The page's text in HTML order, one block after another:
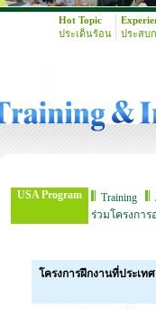
Hot Topic
ประเด็นร้อน
ประสบ
USA Program Training
ร่วมโครงการ
โครงการฝึกงานที่ประเท